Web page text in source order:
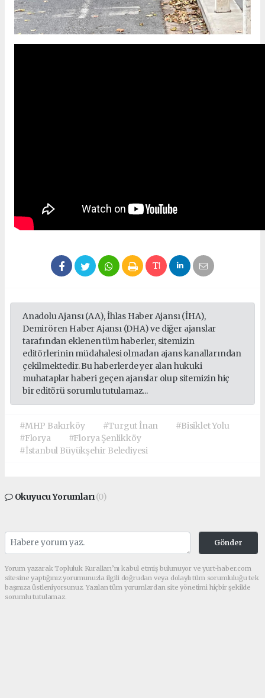
Anadolu Ajansı (AA), İhlas Haber Ajansı (İHA),
Demirören Haber Ajansı (DHA) ve diğer ajanslar
tarafından eklenen tüm haberler, sitemizin
editörlerinin müdahalesi olmadan ajans kanallarından
çekilmektedir. Bu haberlerde yer alan hukuki
muhataplar haberi geçen ajanslar olup sitemizin hiç
bir editörü sorumlu tutulamaz...
#MHP Bakırköy #Turgut İnan
#Bisiklet Yolu
#Florya
#Florya Şenlikköy
#İstanbul Büyükşehir Belediyesi
Okuyucu Yorumları(0)
Gönder
Yorum yazarak Topluluk Kuralları’nı kabul etmiş bulunuyor ve yurt-haber.com
sitesine yaptığınız yorumunuzla ilgili doğrudan veya dolaylı tüm sorumluluğu tek
başınıza üstleniyorsunuz. Yazılan tüm yorumlardan site yönetimi hiçbir şekilde
sorumlu tutulamaz.